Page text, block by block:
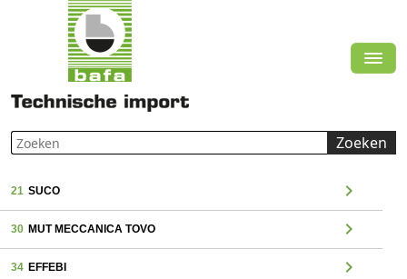
Zoeken
21 SUCO chevron_right
30 MUT MECCANICA TOVO chevron_right
34 EFFEBI chevron_right